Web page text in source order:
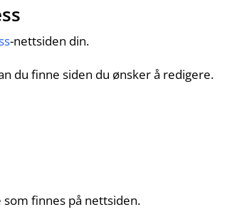
-nettsiden din.
du finne siden du ønsker å redigere.
finnes på nettsiden.